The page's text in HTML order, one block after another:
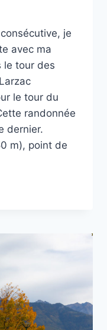
je
avec ma
le tour des
le tour du
randonnée
dernier.
m), point de